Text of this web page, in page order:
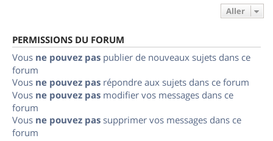
Aller
PERMISSIONS DU FORUM
Vous ne pouvez pas publier de nouveaux sujets dans ce
forum
Vous ne pouvez pas répondre aux sujets dans ce forum
Vous ne pouvez pas modifier vos messages dans ce
forum
Vous ne pouvez pas supprimer vos messages dans ce
forum